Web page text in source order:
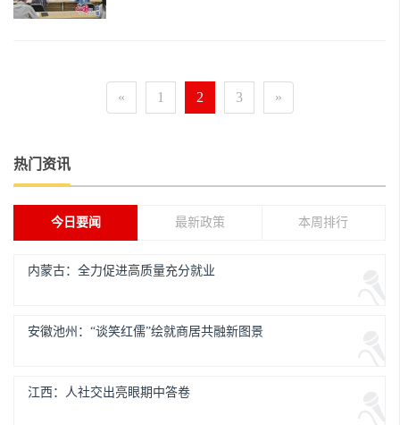
« 1 2 3 »
热门资讯
今日要闻 最新政策 本周排行
内蒙古：全力促进高质量充分就业
安徽池州：“谈笑红儒”绘就商居共融新图景
江西：人社交出亮眼期中答卷